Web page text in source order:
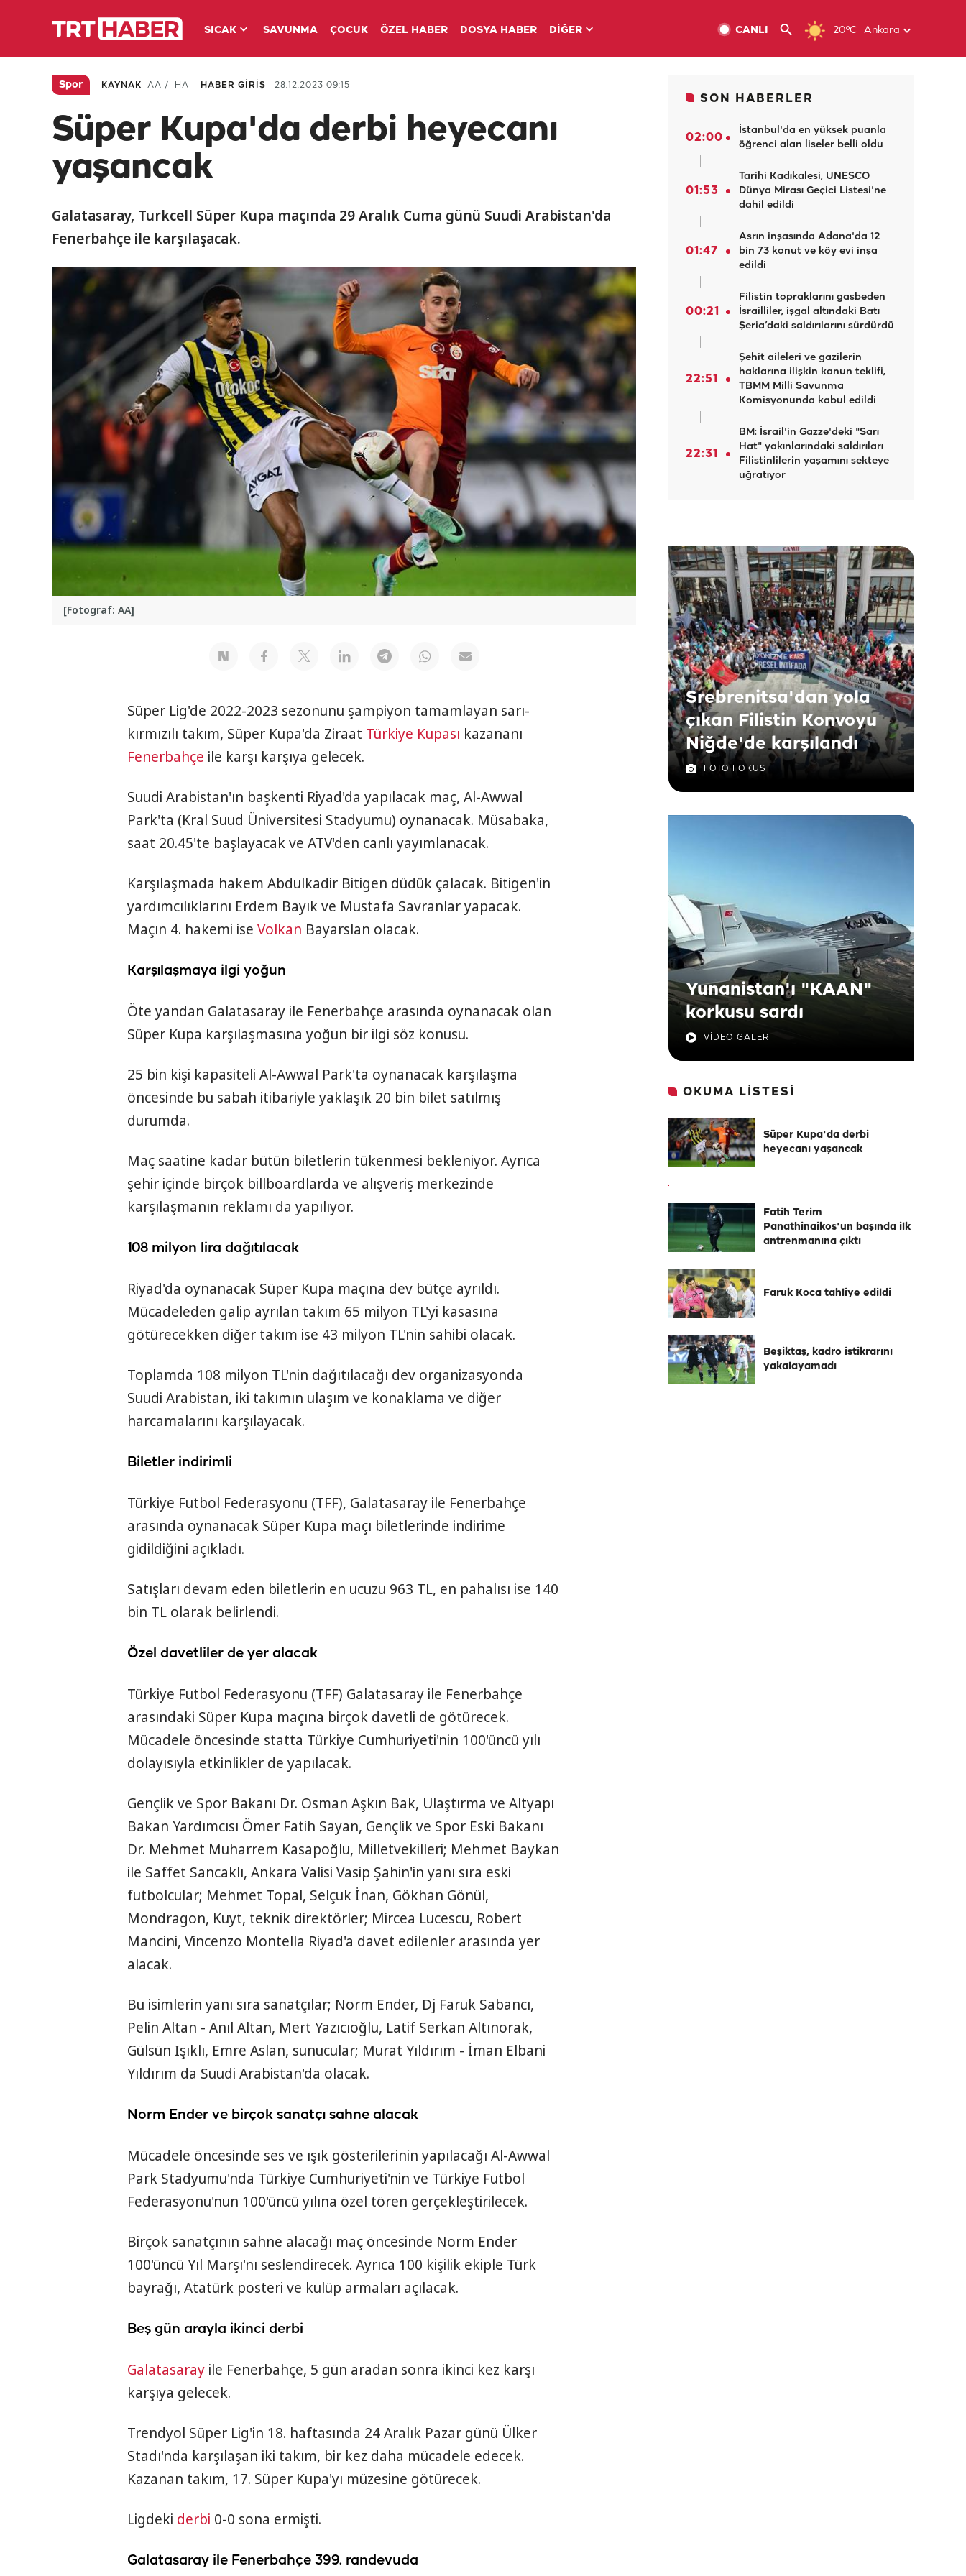
SICAK SAVUNMA ÇOCUK ÖZEL HABER DOSYA HABER DİĞER 20ºC Ankara
CANLI
Spor KAYNAK AA / İHA HABER GİRİŞ 28.12.2023 09:15
Süper Kupa'da derbi heyecanı
yaşancak
Galatasaray, Turkcell Süper Kupa maçında 29 Aralık Cuma günü Suudi Arabistan'da
Fenerbahçe ile karşılaşacak.
[Fotograf: AA]
Süper Lig'de 2022-2023 sezonunu şampiyon tamamlayan sarı-
kırmızılı takım, Süper Kupa'da Ziraat Türkiye Kupası kazananı
Fenerbahçe ile karşı karşıya gelecek.
Suudi Arabistan'ın başkenti Riyad'da yapılacak maç, Al-Awwal
Park'ta (Kral Suud Üniversitesi Stadyumu) oynanacak. Müsabaka,
saat 20.45'te başlayacak ve ATV'den canlı yayımlanacak.
Karşılaşmada hakem Abdulkadir Bitigen düdük çalacak. Bitigen'in
yardımcılıklarını Erdem Bayık ve Mustafa Savranlar yapacak.
Maçın 4. hakemi ise Volkan Bayarslan olacak.
Karşılaşmaya ilgi yoğun
Öte yandan Galatasaray ile Fenerbahçe arasında oynanacak olan
Süper Kupa karşılaşmasına yoğun bir ilgi söz konusu.
25 bin kişi kapasiteli Al-Awwal Park'ta oynanacak karşılaşma
öncesinde bu sabah itibariyle yaklaşık 20 bin bilet satılmış
durumda.
Maç saatine kadar bütün biletlerin tükenmesi bekleniyor. Ayrıca
şehir içinde birçok billboardlarda ve alışveriş merkezinde
karşılaşmanın reklamı da yapılıyor.
108 milyon lira dağıtılacak
Riyad'da oynanacak Süper Kupa maçına dev bütçe ayrıldı.
Mücadeleden galip ayrılan takım 65 milyon TL'yi kasasına
götürecekken diğer takım ise 43 milyon TL'nin sahibi olacak.
Toplamda 108 milyon TL'nin dağıtılacağı dev organizasyonda
Suudi Arabistan, iki takımın ulaşım ve konaklama ve diğer
harcamalarını karşılayacak.
Biletler indirimli
Türkiye Futbol Federasyonu (TFF), Galatasaray ile Fenerbahçe
arasında oynanacak Süper Kupa maçı biletlerinde indirime
gidildiğini açıkladı.
Satışları devam eden biletlerin en ucuzu 963 TL, en pahalısı ise 140
bin TL olarak belirlendi.
Özel davetliler de yer alacak
Türkiye Futbol Federasyonu (TFF) Galatasaray ile Fenerbahçe
arasındaki Süper Kupa maçına birçok davetli de götürecek.
Mücadele öncesinde statta Türkiye Cumhuriyeti'nin 100'üncü yılı
dolayısıyla etkinlikler de yapılacak.
Gençlik ve Spor Bakanı Dr. Osman Aşkın Bak, Ulaştırma ve Altyapı
Bakan Yardımcısı Ömer Fatih Sayan, Gençlik ve Spor Eski Bakanı
Dr. Mehmet Muharrem Kasapoğlu, Milletvekilleri; Mehmet Baykan
ile Saffet Sancaklı, Ankara Valisi Vasip Şahin'in yanı sıra eski
futbolcular; Mehmet Topal, Selçuk İnan, Gökhan Gönül,
Mondragon, Kuyt, teknik direktörler; Mircea Lucescu, Robert
Mancini, Vincenzo Montella Riyad'a davet edilenler arasında yer
alacak.
Bu isimlerin yanı sıra sanatçılar; Norm Ender, Dj Faruk Sabancı,
Pelin Altan - Anıl Altan, Mert Yazıcıoğlu, Latif Serkan Altınorak,
Gülsün Işıklı, Emre Aslan, sunucular; Murat Yıldırım - İman Elbani
Yıldırım da Suudi Arabistan'da olacak.
Norm Ender ve birçok sanatçı sahne alacak
Mücadele öncesinde ses ve ışık gösterilerinin yapılacağı Al-Awwal
Park Stadyumu'nda Türkiye Cumhuriyeti'nin ve Türkiye Futbol
Federasyonu'nun 100'üncü yılına özel tören gerçekleştirilecek.
Birçok sanatçının sahne alacağı maç öncesinde Norm Ender
100'üncü Yıl Marşı'nı seslendirecek. Ayrıca 100 kişilik ekiple Türk
bayrağı, Atatürk posteri ve kulüp armaları açılacak.
Beş gün arayla ikinci derbi
Galatasaray ile Fenerbahçe, 5 gün aradan sonra ikinci kez karşı
karşıya gelecek.
Trendyol Süper Lig'in 18. haftasında 24 Aralık Pazar günü Ülker
Stadı'nda karşılaşan iki takım, bir kez daha mücadele edecek.
Kazanan takım, 17. Süper Kupa'yı müzesine götürecek.
Ligdeki derbi 0-0 sona ermişti.
Galatasaray ile Fenerbahçe 399. randevuda
SON HABERLER
02:00
İstanbul'da en yüksek puanla
öğrenci alan liseler belli oldu
01:53
Tarihi Kadıkalesi, UNESCO
Dünya Mirası Geçici Listesi'ne
dahil edildi
01:47
Asrın inşasında Adana'da 12
bin 73 konut ve köy evi inşa
edildi
00:21
Filistin topraklarını gasbeden
İsrailliler, işgal altındaki Batı
Şeria’daki saldırılarını sürdürdü
22:51
Şehit aileleri ve gazilerin
haklarına ilişkin kanun teklifi,
TBMM Milli Savunma
Komisyonunda kabul edildi
22:31
BM: İsrail'in Gazze'deki "Sarı
Hat" yakınlarındaki saldırıları
Filistinlilerin yaşamını sekteye
uğratıyor
Srebrenitsa'dan yola
çıkan Filistin Konvoyu
Niğde'de karşılandı
FOTO FOKUS
Yunanistan'ı "KAAN"
korkusu sardı
VİDEO GALERİ
OKUMA LİSTESİ
Süper Kupa'da derbi
heyecanı yaşancak
Fatih Terim
Panathinaikos'un başında ilk
antrenmanına çıktı
Faruk Koca tahliye edildi
Beşiktaş, kadro istikrarını
yakalayamadı